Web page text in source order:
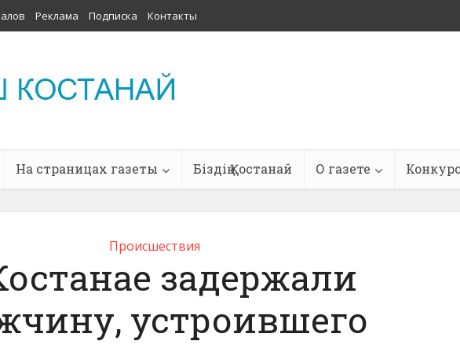
Реклама Подписка Контакты
На страницах газеты Біздің Қостанай О газете
Проиcшествия
задержали
устроившего